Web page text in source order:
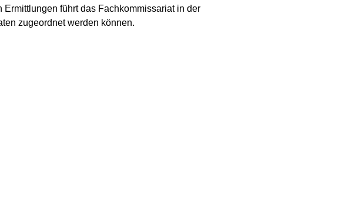
führt das Fachkommissariat in der
zugeordnet werden können.